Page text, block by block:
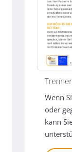
Wenn
oder
kann